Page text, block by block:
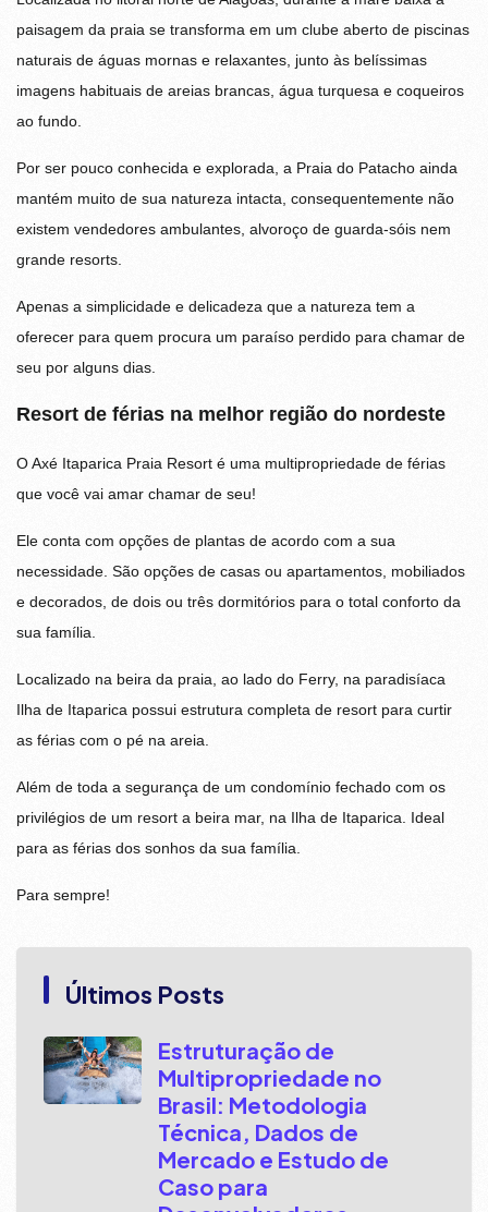
paisagem da praia se transforma em um clube aberto de piscinas
naturais de águas mornas e relaxantes, junto às belíssimas
imagens habituais de areias brancas, água turquesa e coqueiros
ao fundo.
Por ser pouco conhecida e explorada, a Praia do Patacho ainda
mantém muito de sua natureza intacta, consequentemente não
existem vendedores ambulantes, alvoroço de guarda-sóis nem
grande resorts.
Apenas a simplicidade e delicadeza que a natureza tem a
oferecer para quem procura um paraíso perdido para chamar de
seu por alguns dias.
Resort de férias na melhor região do nordeste
O Axé Itaparica Praia Resort é uma multipropriedade de férias
que você vai amar chamar de seu!
Ele conta com opções de plantas de acordo com a sua
necessidade. São opções de casas ou apartamentos, mobiliados
e decorados, de dois ou três dormitórios para o total conforto da
sua família.
Localizado na beira da praia, ao lado do Ferry, na paradisíaca
Ilha de Itaparica possui estrutura completa de resort para curtir
as férias com o pé na areia.
Além de toda a segurança de um condomínio fechado com os
privilégios de um resort a beira mar, na Ilha de Itaparica. Ideal
para as férias dos sonhos da sua família.
Para sempre!
Últimos Posts
Estruturação de
Multipropriedade no
Brasil: Metodologia
Técnica, Dados de
Mercado e Estudo de
Caso para